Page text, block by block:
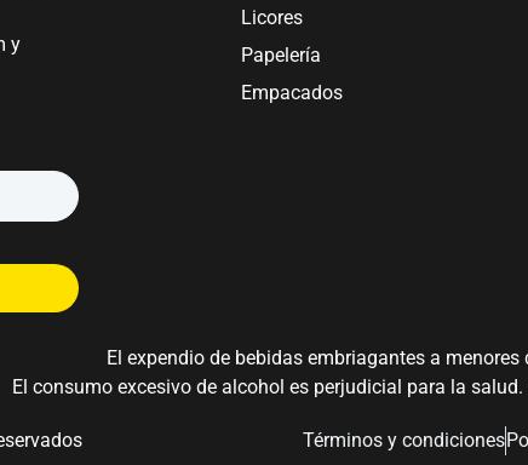
y
Licores
Papelería
Empacados
El expendio de bebidas embriagantes a
El consumo excesivo de alcohol es perjudicial para la
Términos y condiciones